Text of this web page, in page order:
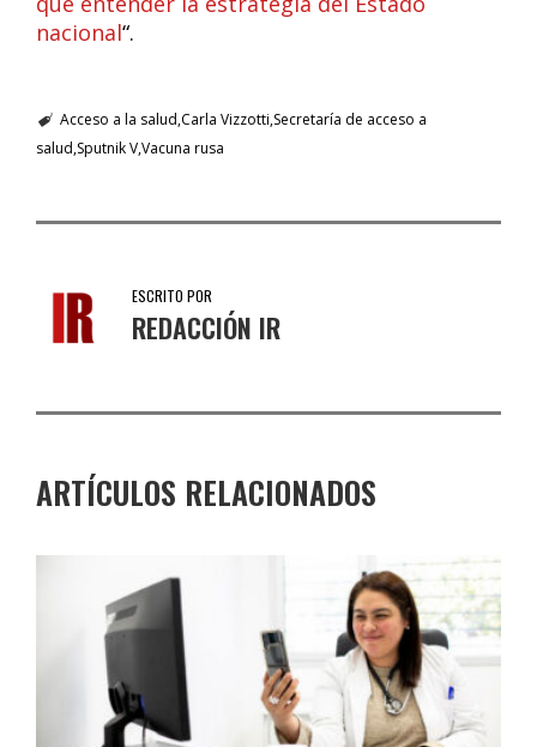
nacional“.
Acceso a la salud Carla Vizzotti Secretaría de acceso a
salud Sputnik VVacuna rusa
ESCRITO POR
REDACCIÓN IR
ARTÍCULOS RELACIONADOS